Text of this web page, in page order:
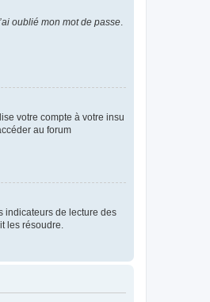
oublié mon mot de passe
votre compte à votre insu
au forum
indicateurs de lecture des
les résoudre.